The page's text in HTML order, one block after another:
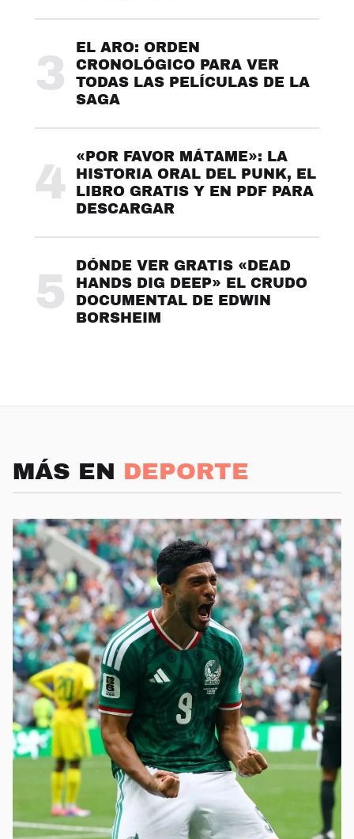
3
EL ARO: ORDEN
CRONOLÓGICO PARA VER
TODAS LAS PELÍCULAS DE LA
SAGA
4
«POR FAVOR MÁTAME»: LA
HISTORIA ORAL DEL PUNK, EL
LIBRO GRATIS Y EN PDF PARA
DESCARGAR
5
DÓNDE VER GRATIS «DEAD
HANDS DIG DEEP» EL CRUDO
DOCUMENTAL DE EDWIN
BORSHEIM
MÁS EN DEPORTE